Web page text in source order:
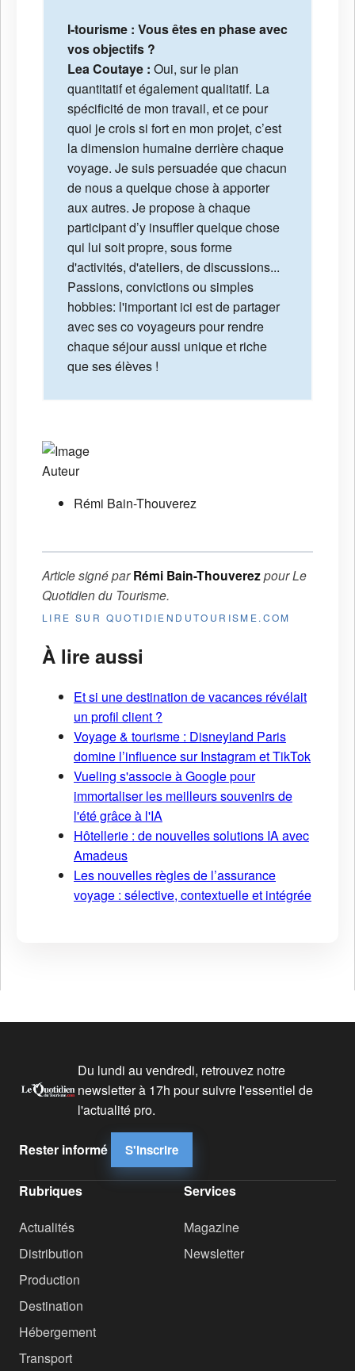
I-tourisme : Vous êtes en phase avec
vos objectifs ?
Lea Coutaye : Oui, sur le plan
quantitatif et également qualitatif. La
spécificité de mon travail, et ce pour
quoi je crois si fort en mon projet, c’est
la dimension humaine derrière chaque
voyage. Je suis persuadée que chacun
de nous a quelque chose à apporter
aux autres. Je propose à chaque
participant d’y insuffler quelque chose
qui lui soit propre, sous forme
d'activités, d'ateliers, de discussions...
Passions, convictions ou simples
hobbies: l'important ici est de partager
avec ses co voyageurs pour rendre
chaque séjour aussi unique et riche
que ses élèves !
Auteur
Rémi Bain-Thouverez
Article signé parRémi Bain-ThouverezpourLe
Quotidien du Tourisme.
LIRE SUR QUOTIDIENDUTOURISME.COM
À lire aussi
Et si une destination de vacances révélait
un profil client ?
Voyage & tourisme : Disneyland Paris
domine l’influence sur Instagram et TikTok
Vueling s'associe à Google pour
immortaliser les meilleurs souvenirs de
l'été grâce à l'IA
Hôtellerie : de nouvelles solutions IA avec
Amadeus
Les nouvelles règles de l’assurance
voyage : sélective, contextuelle et intégrée
Du lundi au vendredi, retrouvez notre
newsletter à 17h pour suivre l'essentiel de
l'actualité pro.
Rester informé S'inscrire
Rubriques
Actualités
Distribution
Production
Destination
Hébergement
Transport
Services
Magazine
Newsletter